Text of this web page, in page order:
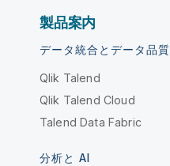
製品案内
データ統合とデータ品質
Qlik Talend
Qlik Talend Cloud
Talend Data Fabric
分析と AI